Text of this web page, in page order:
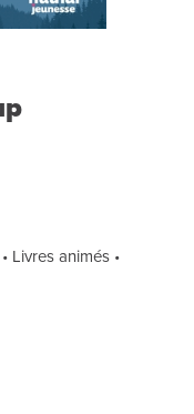
Livres animés •